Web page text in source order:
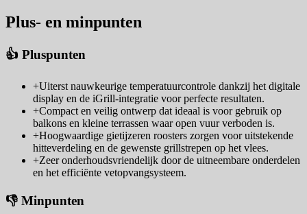
Plus- en minpunten
👍 Pluspunten
+Uiterst nauwkeurige temperatuurcontrole dankzij het digitale
display en de iGrill-integratie voor perfecte resultaten.
+Compact en veilig ontwerp dat ideaal is voor gebruik op
balkons en kleine terrassen waar open vuur verboden is.
+Hoogwaardige gietijzeren roosters zorgen voor uitstekende
hitteverdeling en de gewenste grillstrepen op het vlees.
+Zeer onderhoudsvriendelijk door de uitneembare onderdelen
en het efficiënte vetopvangsysteem.
👎 Minpunten